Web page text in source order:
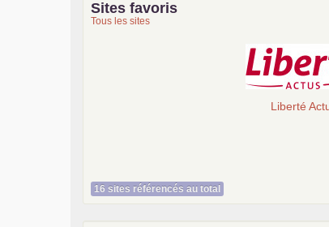
Sites favoris
Tous les sites
Liberté
16 sites référencés au total